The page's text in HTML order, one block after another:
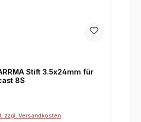
Stift 3.5x24mm für
8S
zzgl. Versandkosten